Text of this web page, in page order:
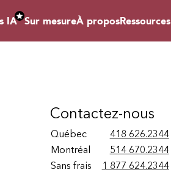
IA Sur mesureÀ proposRessources
Contactez-nous
Québec
418 626.2344
Montréal
514 670.2344
Sans frais
1 877 624.2344